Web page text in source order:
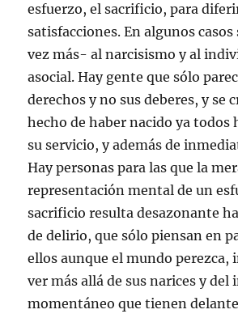
esfuerzo, el sacrificio, para
satisfacciones. En algunos
vez más- al narcisismo y al
asocial. Hay gente que sólo
derechos y no sus deberes, y se
hecho de haber nacido ya todos
su servicio, y además de
Hay personas para las que la
representación mental de un
sacrificio resulta desazonante
de delirio, que sólo piensan en
ellos aunque el mundo perezca,
ver más allá de sus narices y del
momentáneo que tienen